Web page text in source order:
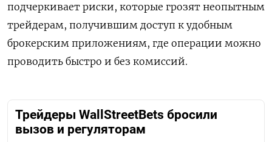
подчеркивает риски, которые грозят неопытным
трейдерам, получившим доступ к удобным
брокерским приложениям, где операции можно
проводить быстро и без комиссий.
Трейдеры WallStreetBets бросили
вызов и регуляторам